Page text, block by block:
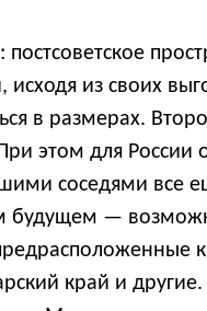
исходя из своих
в размерах.
этом для России
соседями все
будущем —
край и